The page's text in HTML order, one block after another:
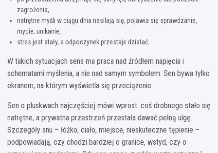
zagrożenia,
natrętne myśli w ciągu dnia nasilają się, pojawia się sprawdzanie,
mycie, unikanie,
stres jest stały, a odpoczynek przestaje działać.
W takich sytuacjach sens ma praca nad źródłem napięcia i
schematami myślenia, a nie nad samym symbolem. Sen bywa tylko
ekranem, na którym wyświetla się przeciążenie.
Sen o pluskwach najczęściej mówi wprost: coś drobnego stało się
natrętne, a prywatna przestrzeń przestała dawać pełną ulgę.
Szczegóły snu – łóżko, ciało, miejsce, nieskuteczne tępienie –
podpowiadają, czy chodzi bardziej o granice, wstyd, czy o